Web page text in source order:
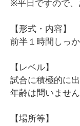
※平日ですので、
【形式・内容】
前半１時間しっ
【レベル】
試合に積極的に
年齢は問いませ
【場所等】